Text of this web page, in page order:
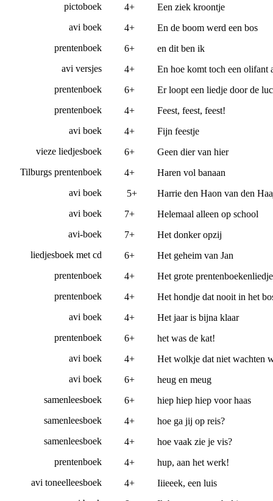
pictoboek
avi boek
prentenboek
avi versjes
prentenboek
prentenboek
avi boek
vieze liedjesboek
Tilburgs prentenboek
avi boek
avi boek
avi-boek
liedjesboek met cd
prentenboek
prentenboek
avi boek
prentenboek
avi boek
avi boek
samenleesboek
samenleesboek
samenleesboek
prentenboek
avi toneelleesboek
4+
4+
6+
4+
6+
4+
4+
6+
4+
5+
7+
7+
6+
4+
4+
4+
6+
4+
6+
6+
4+
4+
4+
4+
Een ziek kroontje
En de boom werd een bos
en dit ben ik
En hoe komt toch een olifant
Er loopt een liedje door de
Feest, feest, feest!
Fijn feestje
Geen dier van hier
Haren vol banaan
Harrie den Haon van den
Helemaal alleen op school
Het donker opzij
Het geheim van Jan
Het grote
Het hondje dat nooit in het
Het jaar is bijna klaar
het was de kat!
Het wolkje dat niet wachten
heug en meug
hiep hiep hiep voor haas
hoe ga jij op reis?
hoe vaak zie je vis?
hup, aan het werk!
Iiieeek, een luis